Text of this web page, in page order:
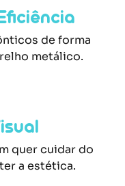
de forma
metálico.
quer cuidar do
a estética.